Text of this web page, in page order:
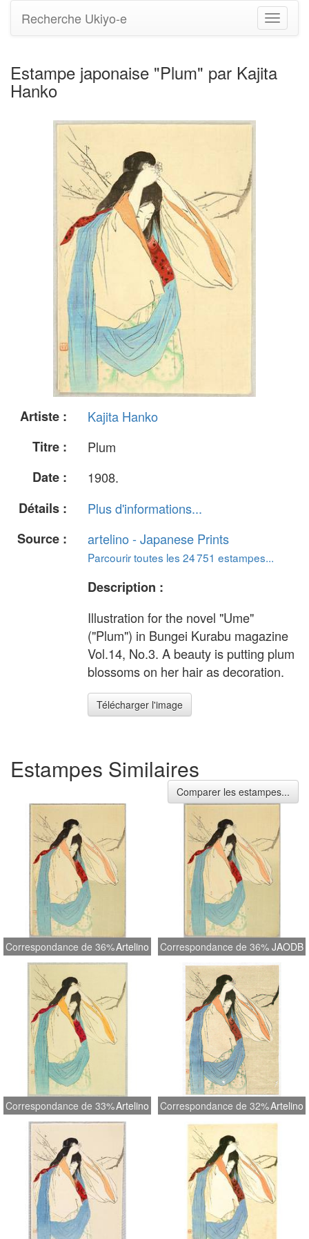
Basculer
la
Recherche Ukiyo-e
Estampe japonaise "Plum" par Kajita
Hanko
Artiste :
Kajita Hanko
Titre :
Plum
Date :
1908.
Détails :
Plus d'informations...
Source :
artelino - Japanese Prints
Parcourir toutes les 24 751 estampes...
Description :
Illustration for the novel "Ume"
("Plum") in Bungei Kurabu magazine
Vol.14, No.3. A beauty is putting plum
blossoms on her hair as decoration.
Télécharger l'image
Estampes Similaires
Comparer les estampes...
Correspondance de 36%Artelino Correspondance de 36% JAODB
Correspondance de 33%Artelino Correspondance de 32%Artelino